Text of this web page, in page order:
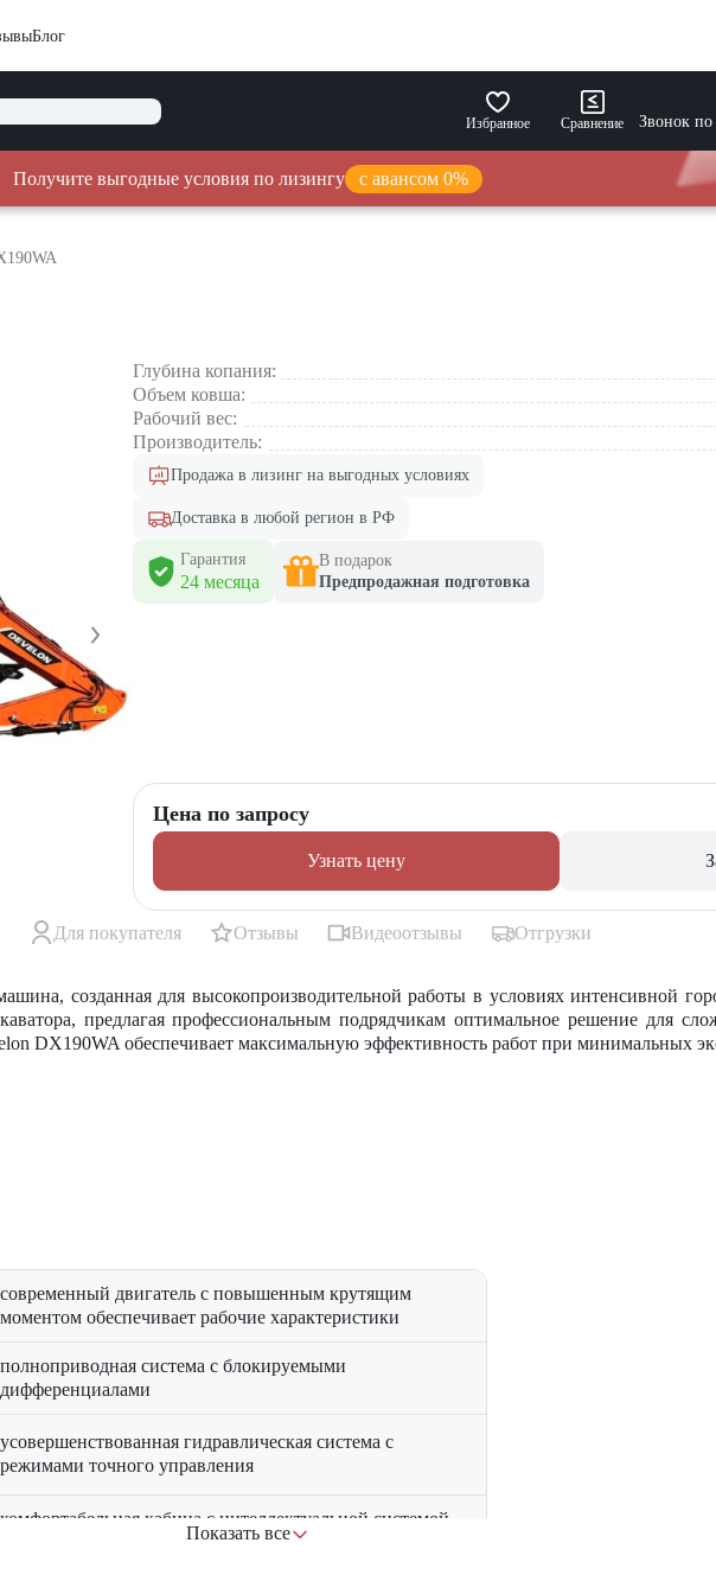
Блог
Избранное Сравнение
Звонок по
Получите выгодные условия по лизингу с авансом 0%
Глубина копания:
Объем ковша:
Рабочий вес:
Производитель:
Продажа в лизинг на выгодных условиях
Доставка в любой регион в РФ
Гарантия
24 месяца
В подарок
Предпродажная подготовка
Цена по запросу
Узнать цену
Для покупателя Отзывы Видеоотзывы Отгрузки
созданная для высокопроизводительной работы в условиях интенсивной
предлагая профессиональным подрядчикам оптимальное решение для
DX190WA обеспечивает максимальную эффективность работ при минимальных
современный двигатель с повышенным крутящим
моментом обеспечивает рабочие характеристики
полноприводная система с блокируемыми
дифференциалами
усовершенствованная гидравлическая система с
режимами точного управления
комфортабельная кабина с интеллектуальной системой
строительства, дорожных работ, прокладки коммуникаций, работ в
Показать все